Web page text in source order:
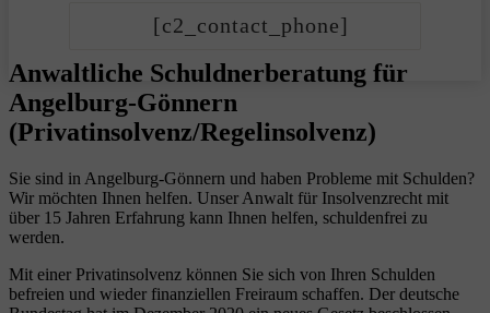
[c2_contact_phone]
Anwaltliche Schuldnerberatung für
Angelburg-Gönnern
(Privatinsolvenz/Regelinsolvenz)
Sie sind in Angelburg-Gönnern und haben Probleme mit Schulden?
Wir möchten Ihnen helfen. Unser Anwalt für Insolvenzrecht mit
über 15 Jahren Erfahrung kann Ihnen helfen, schuldenfrei zu
werden.
Mit einer Privatinsolvenz können Sie sich von Ihren Schulden
befreien und wieder finanziellen Freiraum schaffen. Der deutsche